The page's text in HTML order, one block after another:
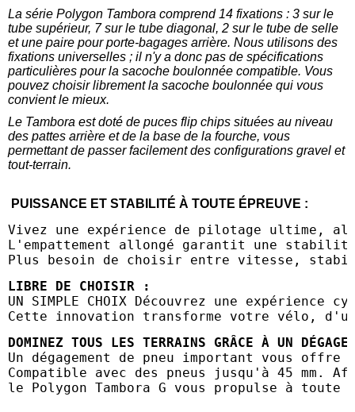
La série Polygon Tambora comprend 14 fixations : 3 sur le
tube supérieur, 7 sur le tube diagonal, 2 sur le tube de selle
et une paire pour porte-bagages arrière. Nous utilisons des
fixations universelles ; il n'y a donc pas de spécifications
particulières pour la sacoche boulonnée compatible. Vous
pouvez choisir librement la sacoche boulonnée qui vous
convient le mieux.
Le Tambora est doté de puces flip chips situées au niveau
des pattes arrière et de la base de la fourche, vous
permettant de passer facilement des configurations gravel et
tout-terrain.
PUISSANCE ET STABILITÉ À TOUTE ÉPREUVE :
Vivez une expérience de pilotage ultime,
L'empattement allongé garantit une
Plus besoin de choisir entre vitesse,
LIBRE DE CHOISIR :
UN SIMPLE CHOIX Découvrez une
Cette innovation transforme votre vélo,
DOMINEZ TOUS LES TERRAINS GRÂCE À UN
Un dégagement de pneu important vous
Compatible avec des pneus jusqu'à 45
le Polygon Tambora G vous propulse à